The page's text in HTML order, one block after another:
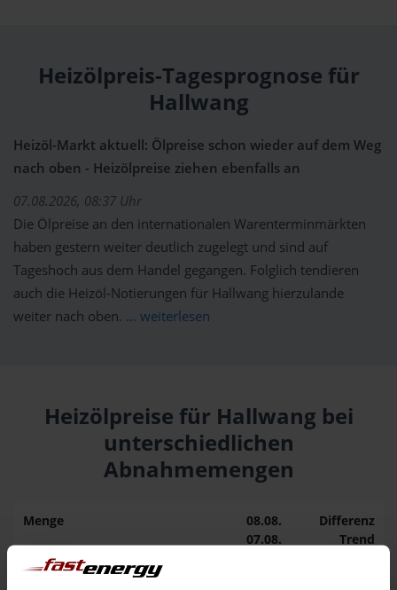
Heizölpreis-Tagesprognose für
Hallwang
Heizöl-Markt aktuell: Ölpreise schon wieder auf dem Weg
nach oben - Heizölpreise ziehen ebenfalls an
07.08.2026, 08:37 Uhr
Die Ölpreise an den internationalen Warenterminmärkten
haben gestern weiter deutlich zugelegt und sind auf
Tageshoch aus dem Handel gegangen. Folglich tendieren
auch die Heizöl-Notierungen für Hallwang hierzulande
weiter nach oben. ... weiterlesen
Heizölpreise für Hallwang bei
unterschiedlichen
Abnahmemengen
Menge
08.08.
07.08.
Differenz
Trend
1.000 Liter